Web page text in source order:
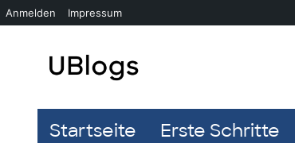
Startseite Erste Schritte
Anmelden Impressum